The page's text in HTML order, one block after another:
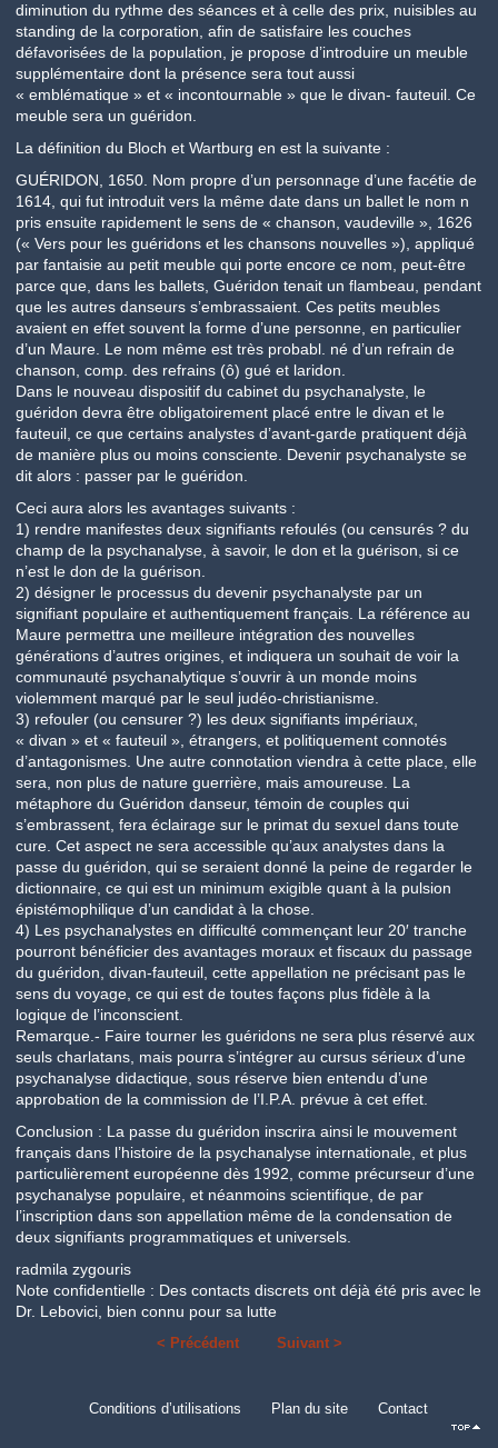
diminution du rythme des séances et à celle des prix, nuisibles au
standing de la corporation, afin de satisfaire les couches
défavorisées de la population, je propose d’introduire un meuble
supplémentaire dont la présence sera tout aussi
« emblématique » et « incontournable » que le divan- fauteuil. Ce
meuble sera un guéridon.
La définition du Bloch et Wartburg en est la suivante :
GUÉRIDON, 1650. Nom propre d’un personnage d’une facétie de
1614, qui fut introduit vers la même date dans un ballet le nom n
pris ensuite rapidement le sens de « chanson, vaudeville », 1626
(« Vers pour les guéridons et les chansons nouvelles »), appliqué
par fantaisie au petit meuble qui porte encore ce nom, peut-être
parce que, dans les ballets, Guéridon tenait un flambeau, pendant
que les autres danseurs s’embrassaient. Ces petits meubles
avaient en effet souvent la forme d’une personne, en particulier
d’un Maure. Le nom même est très probabl. né d’un refrain de
chanson, comp. des refrains (ô) gué et laridon.
Dans le nouveau dispositif du cabinet du psychanalyste, le
guéridon devra être obligatoirement placé entre le divan et le
fauteuil, ce que certains analystes d’avant-garde pratiquent déjà
de manière plus ou moins consciente. Devenir psychanalyste se
dit alors : passer par le guéridon.
Ceci aura alors les avantages suivants :
1) rendre manifestes deux signifiants refoulés (ou censurés ? du
champ de la psychanalyse, à savoir, le don et la guérison, si ce
n’est le don de la guérison.
2) désigner le processus du devenir psychanalyste par un
signifiant populaire et authentiquement français. La référence au
Maure permettra une meilleure intégration des nouvelles
générations d’autres origines, et indiquera un souhait de voir la
communauté psychanalytique s’ouvrir à un monde moins
violemment marqué par le seul judéo-christianisme.
3) refouler (ou censurer ?) les deux signifiants impériaux,
« divan » et « fauteuil », étrangers, et politiquement connotés
d’antagonismes. Une autre connotation viendra à cette place, elle
sera, non plus de nature guerrière, mais amoureuse. La
métaphore du Guéridon danseur, témoin de couples qui
s’embrassent, fera éclairage sur le primat du sexuel dans toute
cure. Cet aspect ne sera accessible qu’aux analystes dans la
passe du guéridon, qui se seraient donné la peine de regarder le
dictionnaire, ce qui est un minimum exigible quant à la pulsion
épistémophilique d’un candidat à la chose.
4) Les psychanalystes en difficulté commençant leur 20′ tranche
pourront bénéficier des avantages moraux et fiscaux du passage
du guéridon, divan-fauteuil, cette appellation ne précisant pas le
sens du voyage, ce qui est de toutes façons plus fidèle à la
logique de l’inconscient.
Remarque.- Faire tourner les guéridons ne sera plus réservé aux
seuls charlatans, mais pourra s’intégrer au cursus sérieux d’une
psychanalyse didactique, sous réserve bien entendu d’une
approbation de la commission de l’I.P.A. prévue à cet effet.
Conclusion : La passe du guéridon inscrira ainsi le mouvement
français dans l’histoire de la psychanalyse internationale, et plus
particulièrement européenne dès 1992, comme précurseur d’une
psychanalyse populaire, et néanmoins scientifique, de par
l’inscription dans son appellation même de la condensation de
deux signifiants programmatiques et universels.
radmila zygouris
Note confidentielle : Des contacts discrets ont déjà été pris avec le
Dr. Lebovici, bien connu pour sa lutte
< Précédent Suivant >
Conditions d’utilisations Plan du site Contact